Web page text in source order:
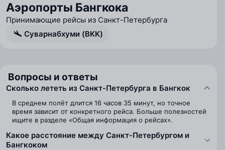
Аэропорты Бангкока
Принимающие рейсы из Санкт-Петербурга
Суварнабхуми (BKK)
Вопросы и ответы
Сколько лететь из Санкт-Петербурга в Бангкок
В среднем полёт длится 16 часов 35 минут, но точное
время зависит от конкретного рейса. Больше полезностей
ищите в разделе «Общая информация о рейсах».
Какое расстояние между Санкт-Петербургом и
Бангкоком